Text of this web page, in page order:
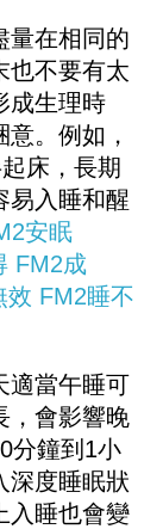
在相同的
也不要有太
成生理時
。例如，
床，長期
易入睡和醒
安眠
FM2成
效 FM2睡不
當午睡可
，會影響晚
分鐘到1小
深度睡眠狀
入睡也會變